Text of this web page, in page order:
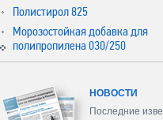
Полистирол 825
Морозостойкая добавка для
полипропилена 030/250
НОВОСТИ
Последние